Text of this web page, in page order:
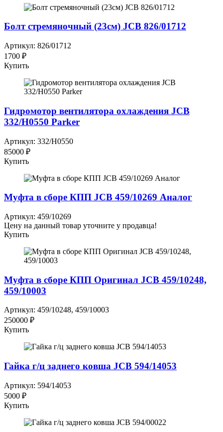
Болт стремяночный (23см) JCB 826/01712
Артикул: 826/01712
1700 ₽
Купить
Гидромотор вентилятора охлаждения JCB
332/H0550 Parker
Артикул: 332/H0550
85000 ₽
Купить
Муфта в сборе КПП JCB 459/10269 Аналог
Артикул: 459/10269
Цену на данный товар уточните у продавца!
Купить
Муфта в сборе КПП Оригинал JCB 459/10248,
459/10003
Артикул: 459/10248, 459/10003
250000 ₽
Купить
Гайка г/ц заднего ковша JCB 594/14053
Артикул: 594/14053
5000 ₽
Купить